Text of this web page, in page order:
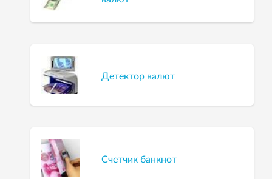
Детектор валют
Счетчик банкнот